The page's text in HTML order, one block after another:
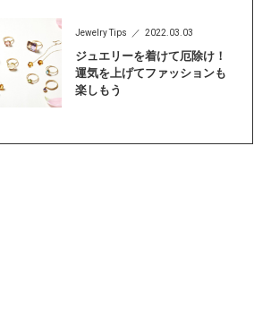
Jewelry Tips 2022.03.03
ジュエリーを着けて厄除け！
運気を上げてファッションも
楽しもう